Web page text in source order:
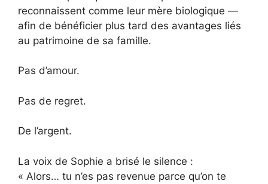
reconnaissent comme leur mère biologique —
afin de bénéficier plus tard des avantages liés
au patrimoine de sa famille.
Pas d’amour.
Pas de regret.
De l’argent.
La voix de Sophie a brisé le silence :
« Alors… tu n’es pas revenue parce qu’on te